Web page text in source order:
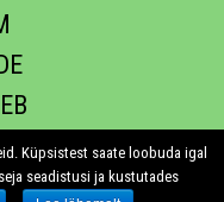
Küpsistest saate loobuda igal
seadistusi ja kustutades